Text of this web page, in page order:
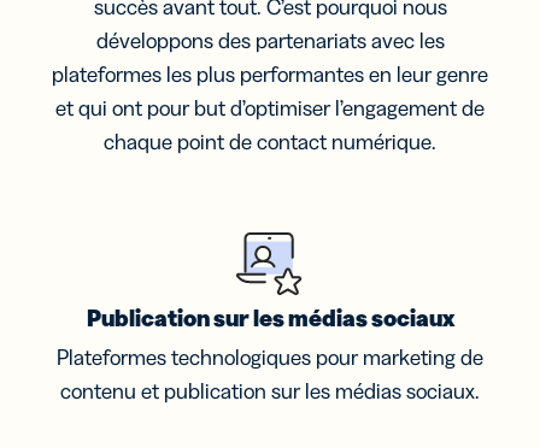
succès avant tout. C’est pourquoi nous
développons des partenariats avec les
plateformes les plus performantes en leur genre
et qui ont pour but d’optimiser l’engagement de
chaque point de contact numérique.
Publication sur les médias sociaux
Plateformes technologiques pour marketing de
contenu et publication sur les médias sociaux.